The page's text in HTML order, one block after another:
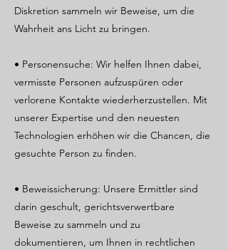
Diskretion sammeln wir Beweise, um die
Wahrheit ans Licht zu bringen.
• Personensuche: Wir helfen Ihnen dabei,
vermisste Personen aufzuspüren oder
verlorene Kontakte wiederherzustellen. Mit
unserer Expertise und den neuesten
Technologien erhöhen wir die Chancen, die
gesuchte Person zu finden.
• Beweissicherung: Unsere Ermittler sind
darin geschult, gerichtsverwertbare
Beweise zu sammeln und zu
dokumentieren, um Ihnen in rechtlichen